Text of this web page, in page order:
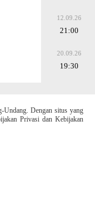
12.09.26
21:00
20.09.26
19:30
Dengan situs yang
Privasi dan Kebijakan